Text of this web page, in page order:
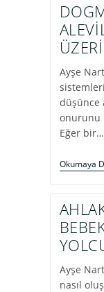
Ayşe
düşünce
onurunu
Eğer bir…
Okumaya
Ayşe
nasıl